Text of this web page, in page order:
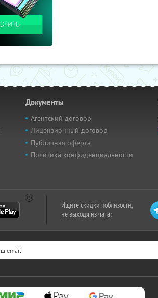
Документы
Агентский договор
Лицензионный договор
Публичная оферта
Политика конфиденциальности
Ищите скидки поблизости,
не выходя из чата: